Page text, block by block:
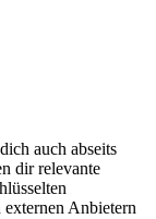
auch abseits
dir relevante
externen Anbietern